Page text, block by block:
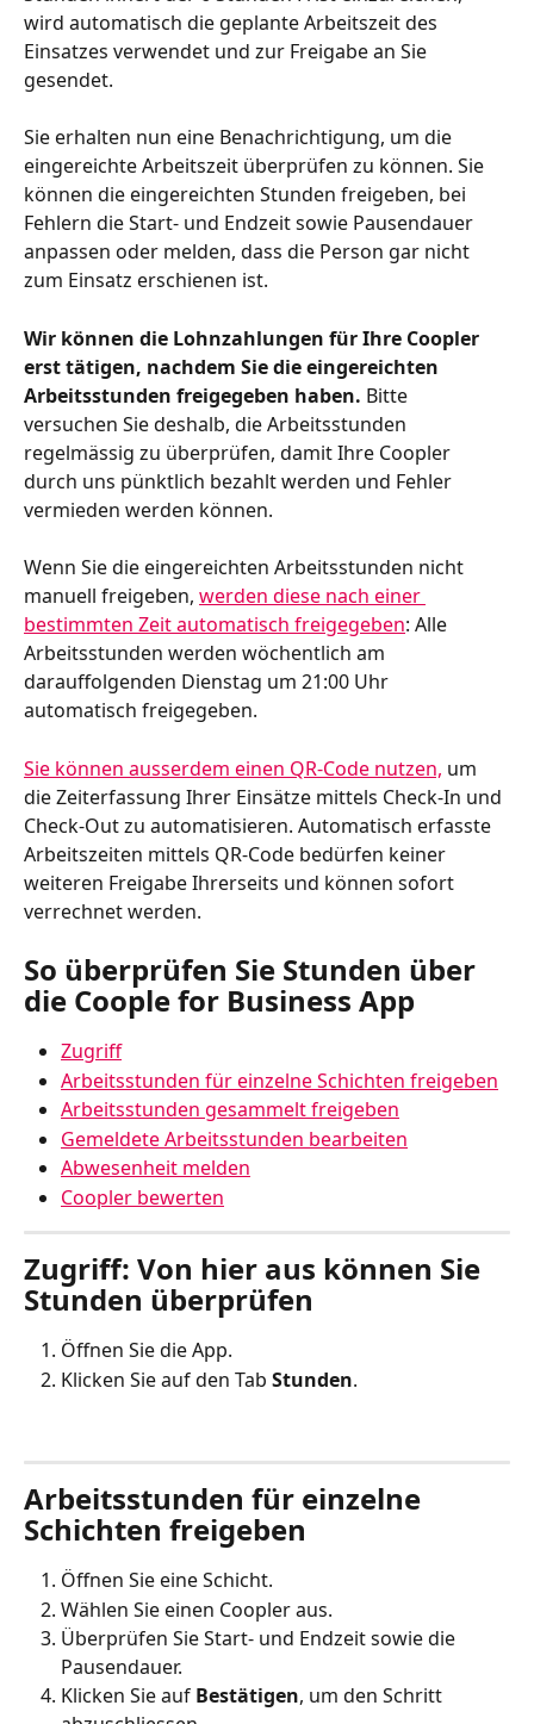
wird automatisch die geplante Arbeitszeit des
Einsatzes verwendet und zur Freigabe an Sie
gesendet.
Sie erhalten nun eine Benachrichtigung, um die
eingereichte Arbeitszeit überprüfen zu können. Sie
können die eingereichten Stunden freigeben, bei
Fehlern die Start- und Endzeit sowie Pausendauer
anpassen oder melden, dass die Person gar nicht
zum Einsatz erschienen ist.
Wir können die Lohnzahlungen für Ihre Coopler
erst tätigen, nachdem Sie die eingereichten
Arbeitsstunden freigegeben haben. Bitte
versuchen Sie deshalb, die Arbeitsstunden
regelmässig zu überprüfen, damit Ihre Coopler
durch uns pünktlich bezahlt werden und Fehler
vermieden werden können.
Wenn Sie die eingereichten Arbeitsstunden nicht
manuell freigeben, werden diese nach einer
bestimmten Zeit automatisch freigegeben: Alle
Arbeitsstunden werden wöchentlich am
darauffolgenden Dienstag um 21:00 Uhr
automatisch freigegeben.
Sie können ausserdem einen QR-Code nutzen, um
die Zeiterfassung Ihrer Einsätze mittels Check-In und
Check-Out zu automatisieren. Automatisch erfasste
Arbeitszeiten mittels QR-Code bedürfen keiner
weiteren Freigabe Ihrerseits und können sofort
verrechnet werden.
So überprüfen Sie Stunden über
die Coople for Business App
Zugriff
Arbeitsstunden für einzelne Schichten freigeben
Arbeitsstunden gesammelt freigeben
Gemeldete Arbeitsstunden bearbeiten
Abwesenheit melden
Coopler bewerten
Zugriff: Von hier aus können Sie
Stunden überprüfen
Öffnen Sie die App.
Klicken Sie auf den Tab Stunden.
Arbeitsstunden für einzelne
Schichten freigeben
Öffnen Sie eine Schicht.
Wählen Sie einen Coopler aus.
Überprüfen Sie Start- und Endzeit sowie die
Pausendauer.
Klicken Sie auf Bestätigen, um den Schritt